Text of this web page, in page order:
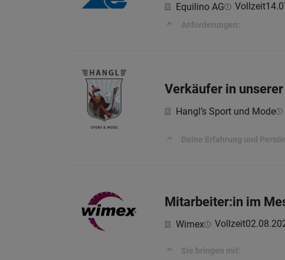
Equilino AG Vollzeit
Anforderungen:
Verkäufer in
Hangl’s Sport und Mode
Deine Erfahrung und
Mitarbeiter:in im
Wimex Vollzeit
Sie bringen mit: